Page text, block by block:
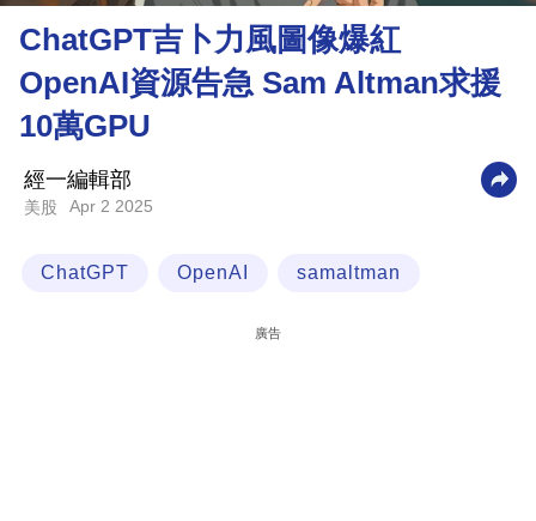
理
財
商
技
ChatGPT吉卜力風圖像爆紅
OpenAI資源告急 Sam Altman求援
10萬GPU
經一編輯部
美股 Apr 2 2025
ChatGPT OpenAI samaltman
廣告